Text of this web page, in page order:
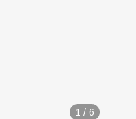
1 / 6